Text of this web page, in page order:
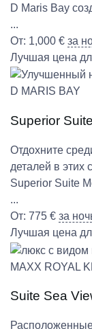
D Maris Bay
...
От: 1,000 € за
Лучшая цена
D MARIS BAY
Superior
Отдохните
деталей в
Superior Suite
...
От: 775 € за
Лучшая цена
MAXX ROYAL
Suite Sea